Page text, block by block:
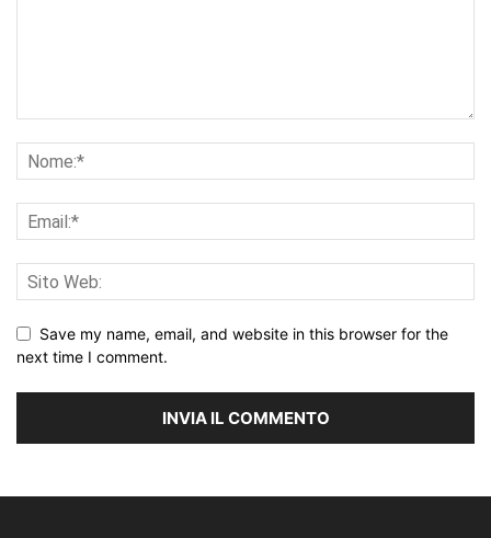
Save my name, email, and website in this browser for the
next time I comment.